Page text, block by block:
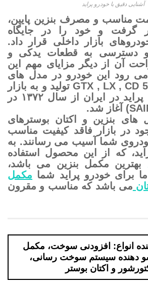
آشنایی دقیق با خودرو پراید
مناسب و مصرف بنزین پایین،
گرفت و خود را در جایگاه
بازار داخلی قرار داد.
دسترسی به قطعات یدکی و
آن از دیگر مزایای مهم این
رود این خودرو در مدل های
۱۳۲ ,۱۴۱ ,GTX , LX , CD 5 , DM تولید و به بازار
عرضه شد. تولید پراید در ایران از سال ۱۳۷۲ در
های بنزین و اکتان بوسترهای
در بازار فاقد کیفیت مناسب
شما آسیب می رسانند. به
که از این محصول استفاده
بهترین مکمل بنزین می باشد،
ما برای خودرو پراید شما مکمل
می باشد که مناسب و مقرون
کننده انواع: افزودنی سوخت، مکمل
دهنده سیستم سوخت رسانی،
و اکتان بوستر